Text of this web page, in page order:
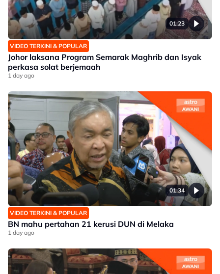
01:23
VIDEO TERKINI & POPULAR
Johor laksana Program Semarak Maghrib dan Isyak
perkasa solat berjemaah
1 day ago
01:34
VIDEO TERKINI & POPULAR
BN mahu pertahan 21 kerusi DUN di Melaka
1 day ago